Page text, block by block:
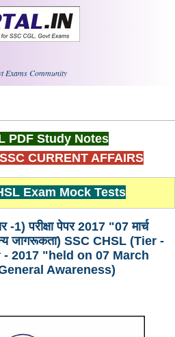
Exams Community
PDF Study Notes
CURRENT AFFAIRS
Exam Mock Tests
1) परीक्षा पेपर 2017 "07 मार्च
जागरूकता) SSC CHSL (Tier -
2017 "held on 07 March
Awareness)